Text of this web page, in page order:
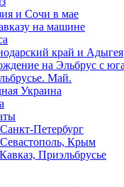
и Сочи в мае
на машине
край и Адыгея
на Эльбрус с юга
Май.
Украина
Петербург
Крым
Приэльбрусье